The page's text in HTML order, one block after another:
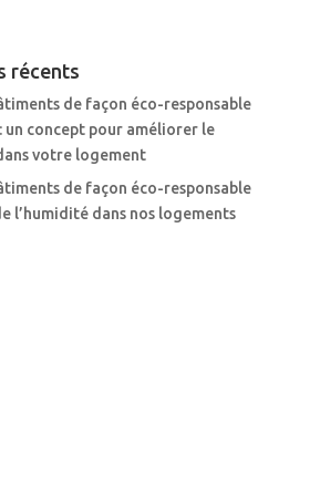
récents
de façon éco-responsable
un concept pour améliorer le
votre logement
de façon éco-responsable
l’humidité dans nos logements